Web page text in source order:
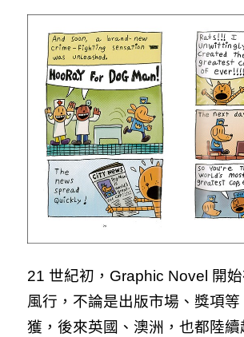
21 世紀初，Graphic Novel 開
風行，不論是出版市場、獎項
獲，後來英國、澳洲，也都陸續